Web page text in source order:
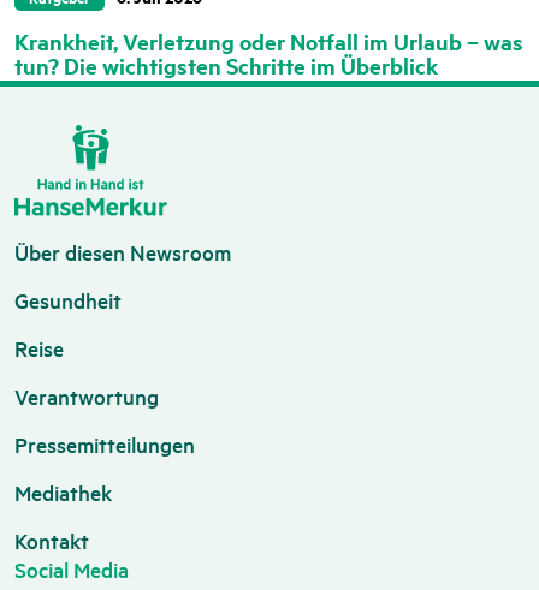
Krankheit, Verletzung oder Notfall im Urlaub – was
tun? Die wichtigsten Schritte im Überblick
Über diesen Newsroom
Gesundheit
Reise
Verantwortung
Pressemitteilungen
Mediathek
Kontakt
Social Media